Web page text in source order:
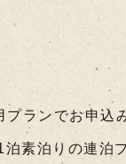
プランでお申込
素泊りの連泊